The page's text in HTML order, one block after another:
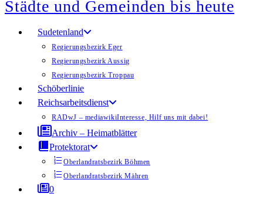
Website
durchsuchen
starten
Städte und Gemeinden bis heute
Sudetenland
Regierungsbezirk Eger
Regierungsbezirk Aussig
Regierungsbezirk Troppau
Schöberlinie
Reichsarbeitsdienst
RADwJ – mediawikiInteresse, Hilf uns mit dabei!
Archiv – Heimatblätter
Protektorat
Oberlandratsbezirk Böhmen
Oberlandratsbezirk Mähren
0